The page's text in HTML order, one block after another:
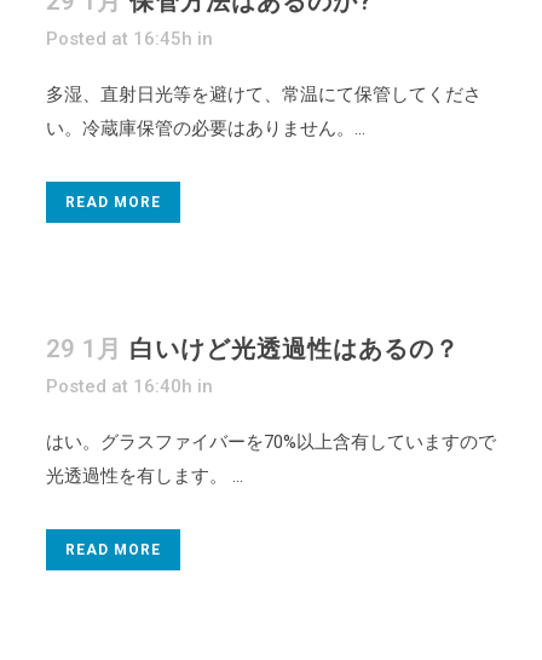
Posted at 16:45h in
多湿、直射日光等を避けて、常温にて保管してくださ
い。冷蔵庫保管の必要はありません。...
READ MORE
29 1月 白いけど光透過性はあるの？
Posted at 16:40h in
はい。グラスファイバーを70%以上含有していますので
光透過性を有します。 ...
READ MORE